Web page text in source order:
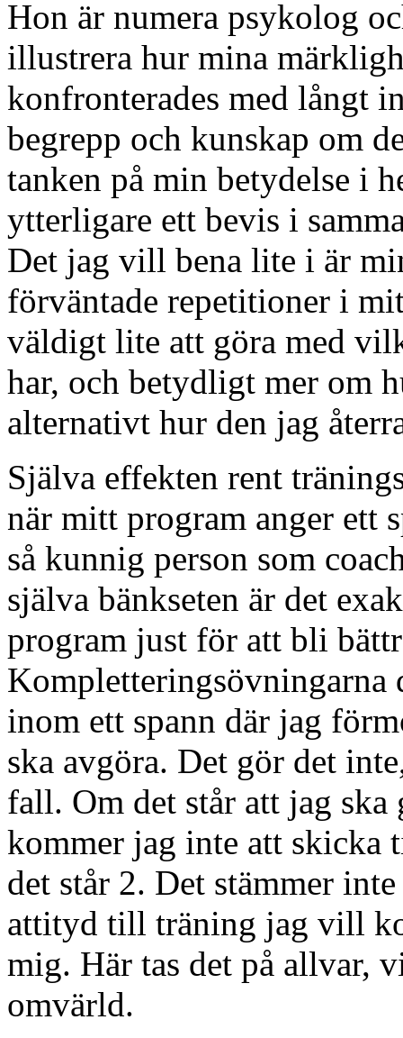
Hon är numera psykolog
illustrera hur mina
konfronterades med långt
begrepp och kunskap om
tanken på min betydelse i
ytterligare ett bevis i
Det jag vill bena lite i är
förväntade repetitioner i
väldigt lite att göra med
har, och betydligt mer om
alternativt hur den jag
Själva effekten rent
när mitt program anger ett
så kunnig person som
själva bänkseten är det
program just för att bli
Kompletteringsövningarna
inom ett spann där jag
ska avgöra. Det gör det
fall. Om det står att jag ska
kommer jag inte att skicka
det står 2. Det stämmer
attityd till träning jag vill
mig. Här tas det på allvar,
omvärld.